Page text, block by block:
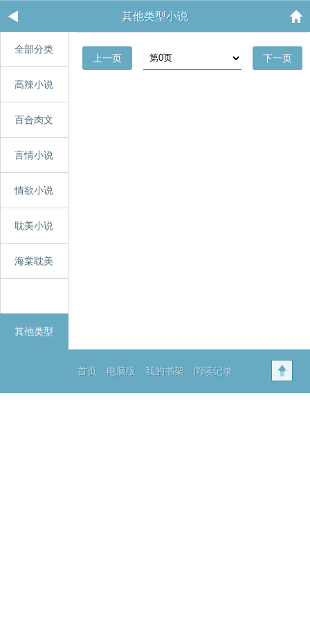
其他类型小说
全部分类
高辣小说
百合肉文
言情小说
情欲小说
耽美小说
海棠耽美
其他类型
上一页 下一页
首页 电脑版 我的书架 阅读记录